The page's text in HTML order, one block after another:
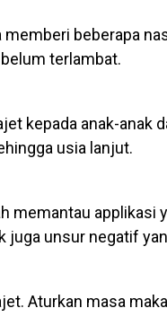
memberi beberapa
terlambat.
kepada anak-
usia lanjut.
memantau
juga unsur negatif
Aturkan masa